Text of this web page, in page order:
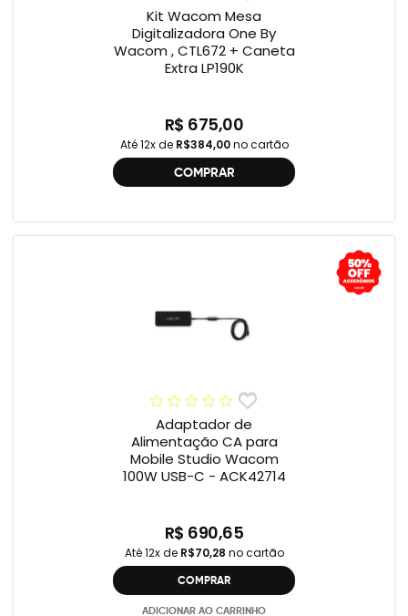
Kit Wacom Mesa
Digitalizadora One By
Wacom , CTL672 + Caneta
Extra LP190K
R$ 675,00
Até 12x de R$384,00no cartão
COMPRAR
Adaptador de
Alimentação CA para
Mobile Studio Wacom
100W USB-C - ACK42714
R$ 690,65
Até 12x de R$70,28 no cartão
COMPRAR
ADICIONAR AO CARRINHO